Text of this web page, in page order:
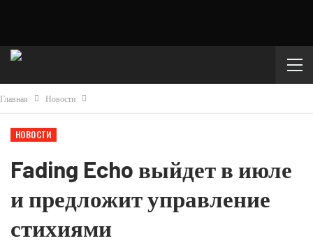
Главная Новости
НОВОСТИ
Fading Echo выйдет в июле
и предложит управление
стихиями